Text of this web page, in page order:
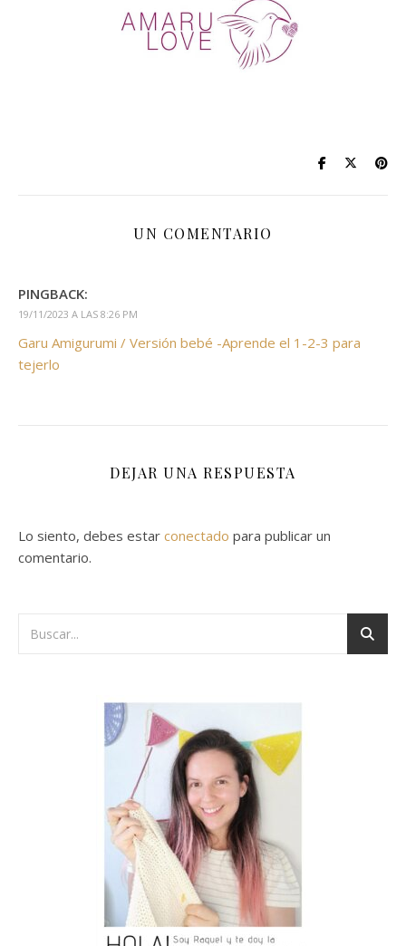
UN COMENTARIO
PINGBACK:
19/11/2023 A LAS 8:26 PM
Garu Amigurumi / Versión bebé -Aprende el 1-2-3 para
tejerlo
DEJAR UNA RESPUESTA
Lo siento, debes estar conectado para publicar un
comentario.